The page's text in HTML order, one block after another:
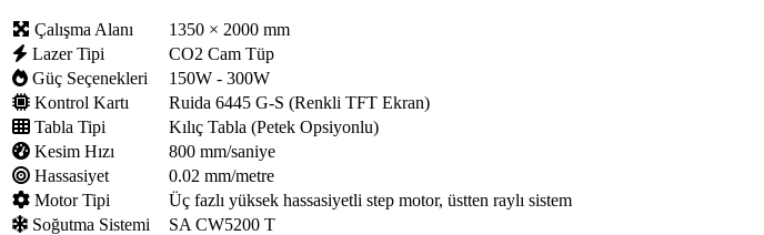
Çalışma Alanı
1350 × 2000 mm
Lazer Tipi
CO2 Cam Tüp
Güç Seçenekleri
150W - 300W
Kontrol Kartı
Ruida 6445 G-S (Renkli TFT Ekran)
Tabla Tipi
Kılıç Tabla (Petek Opsiyonlu)
Kesim Hızı
800 mm/saniye
Hassasiyet
0.02 mm/metre
Motor Tipi
Üç fazlı yüksek hassasiyetli step motor, üstten raylı sistem
Soğutma Sistemi
SA CW5200 T